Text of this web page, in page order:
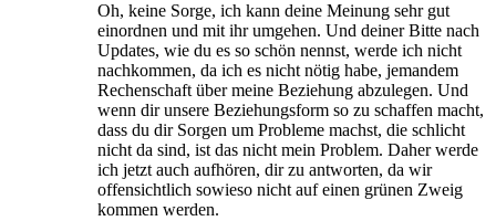
Oh, keine Sorge, ich kann deine Meinung sehr gut
einordnen und mit ihr umgehen. Und deiner Bitte nach
Updates, wie du es so schön nennst, werde ich nicht
nachkommen, da ich es nicht nötig habe, jemandem
Rechenschaft über meine Beziehung abzulegen. Und
wenn dir unsere Beziehungsform so zu schaffen macht,
dass du dir Sorgen um Probleme machst, die schlicht
nicht da sind, ist das nicht mein Problem. Daher werde
ich jetzt auch aufhören, dir zu antworten, da wir
offensichtlich sowieso nicht auf einen grünen Zweig
kommen werden.